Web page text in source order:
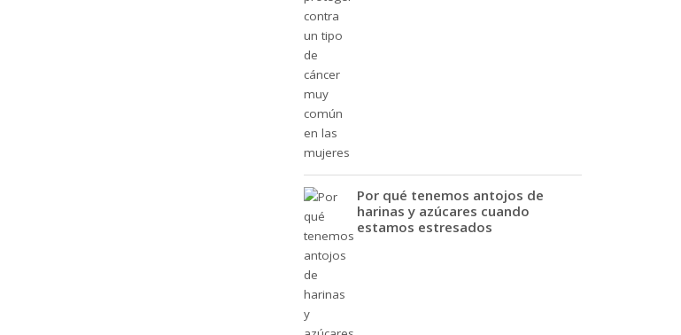
Por qué tenemos antojos de
harinas y azúcares cuando
estamos estresados